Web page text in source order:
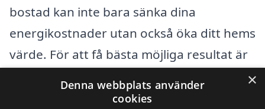
bostad kan inte bara sänka dina
energikostnader utan också öka ditt hems
värde. För att få bästa möjliga resultat är
företag som har erfarenhet av
×
Denna webbplats använder
cookies